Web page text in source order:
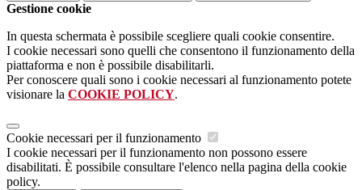
Gestione cookie
In questa schermata è possibile scegliere quali cookie consentire.
I cookie necessari sono quelli che consentono il funzionamento della
piattaforma e non è possibile disabilitarli.
Per conoscere quali sono i cookie necessari al funzionamento potete
visionare la COOKIE POLICY.
Cookie necessari per il funzionamento
I cookie necessari per il funzionamento non possono essere
disabilitati. È possibile consultare l'elenco nella pagina della cookie
policy.